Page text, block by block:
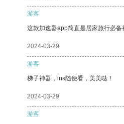
游客
这款加速器app简直是居家旅行必
2024-03-29
游客
梯子神器，ins随便看，美美哒！
2024-03-29
游客